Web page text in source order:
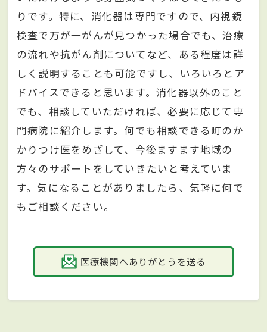
りです。特に、消化器は専門ですので、内視鏡
検査で万が一がんが見つかった場合でも、治療
の流れや抗がん剤についてなど、ある程度は詳
しく説明することも可能ですし、いろいろとア
ドバイスできると思います。消化器以外のこと
でも、相談していただければ、必要に応じて専
門病院に紹介します。何でも相談できる町のか
かりつけ医をめざして、今後ますます地域の
方々のサポートをしていきたいと考えていま
す。気になることがありましたら、気軽に何で
もご相談ください。
医療機関へありがとうを送る